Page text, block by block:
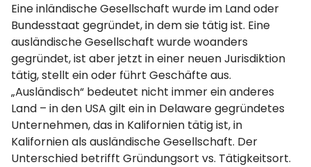
Eine inländische Gesellschaft wurde im Land oder
Bundesstaat gegründet, in dem sie tätig ist. Eine
ausländische Gesellschaft wurde woanders
gegründet, ist aber jetzt in einer neuen Jurisdiktion
tätig, stellt ein oder führt Geschäfte aus.
„Ausländisch“ bedeutet nicht immer ein anderes
Land – in den USA gilt ein in Delaware gegründetes
Unternehmen, das in Kalifornien tätig ist, in
Kalifornien als ausländische Gesellschaft. Der
Unterschied betrifft Gründungsort vs. Tätigkeitsort.